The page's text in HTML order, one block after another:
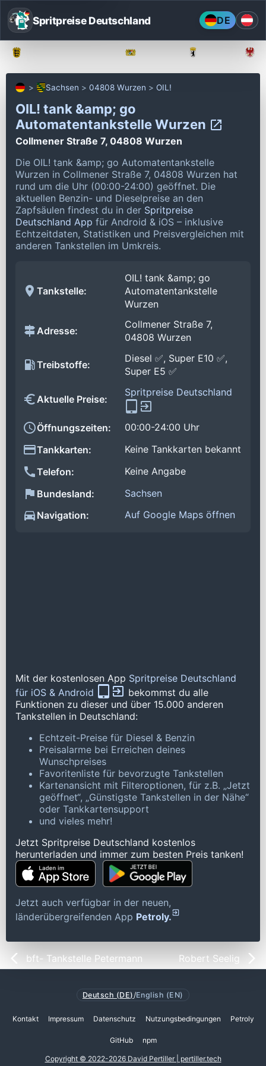
Spritpreise Deutschland DE
Sachsen 04808 Wurzen OIL!
OIL! tank &amp; go
Automatentankstelle Wurzen
Collmener Straße 7, 04808 Wurzen
Die OIL! tank &amp; go Automatentankstelle
Wurzen in Collmener Straße 7, 04808 Wurzen hat
rund um die Uhr (00:00-24:00) geöffnet. Die
aktuellen Benzin- und Dieselpreise an den
Zapfsäulen findest du in der Spritpreise
Deutschland App für Android & iOS – inklusive
Echtzeitdaten, Statistiken und Preisvergleichen mit
anderen Tankstellen im Umkreis.
Tankstelle:
OIL! tank &amp; go
Automatentankstelle
Wurzen
Adresse:
Collmener Straße 7,
04808 Wurzen
Treibstoffe:
Diesel ✅, Super E10 ✅,
Super E5 ✅
Aktuelle Preise:
Spritpreise Deutschland
Öffnungszeiten:
00:00-24:00 Uhr
Tankkarten:
Keine Tankkarten bekannt
Telefon:
Keine Angabe
Bundesland:
Sachsen
Navigation:
Auf Google Maps öffnen
Mit der kostenlosen App Spritpreise Deutschland
für iOS & Android
bekommst du alle
Funktionen zu dieser und über 15.000 anderen
Tankstellen in Deutschland:
Echtzeit-Preise für Diesel & Benzin
Preisalarme bei Erreichen deines
Wunschpreises
Favoritenliste für bevorzugte Tankstellen
Kartenansicht mit Filteroptionen, für z.B. „Jetzt
geöffnet“, „Günstigste Tankstellen in der Nähe“
oder Tankkartensupport
und vieles mehr!
Jetzt Spritpreise Deutschland kostenlos
herunterladen und immer zum besten Preis tanken!
Jetzt auch verfügbar in der neuen,
länderübergreifenden App Petroly.
bft- Tankstelle Petermann Robert Seelig
Deutsch (DE) /English (EN)
Kontakt Impressum Datenschutz Nutzungsbedingungen Petroly
GitHub npm
Copyright © 2022-2026 David Pertiller | pertiller.tech